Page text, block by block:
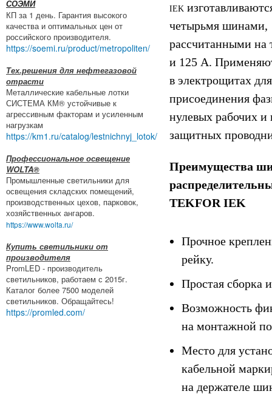
СОЭМИ
КП за 1 день. Гарантия высокого
качества и оптимальных цен от
российского производителя.
https://soemi.ru/product/metropoliten/
Тех.решения для нефтегазовой
отрасти
Металлические кабельные лотки
СИСТЕМА КМ® устойчивые к
агрессивным факторам и усиленным
нагрузкам
https://km1.ru/catalog/lestnichnyj_lotok/
Профессиональное освещение
WOLTA®
Промышленные светильники для
освещения складских помещений,
производственных цехов, парковок,
хозяйственных ангаров.
https://www.wolta.ru/
Купить светильники от
производителя
PromLED - производитель
светильников, работаем с 2015г.
Каталог более 7500 моделей
светильников. Обращайтесь!
https://promled.com/
IEK
четырьмя шинами,
рассчитанными на
и 125 А.
в электрощитах для
присоединения
нулевых рабочих и
защитных
Преимущества
TEKFOR IEK
Прочное
рейку.
Простая сборка
Возможность
на монтажной
Место для
кабельной
на держателе